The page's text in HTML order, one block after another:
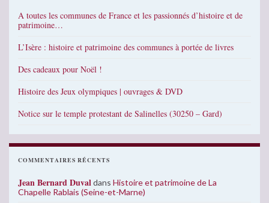
A toutes les communes de France et les passionnés d’histoire et de
patrimoine…
L’Isère : histoire et patrimoine des communes à portée de livres
Des cadeaux pour Noël !
Histoire des Jeux olympiques | ouvrages & DVD
Notice sur le temple protestant de Salinelles (30250 – Gard)
COMMENTAIRES RÉCENTS
Jean Bernard Duvaldans Histoire et patrimoine de La
Chapelle Rablais (Seine-et-Marne)